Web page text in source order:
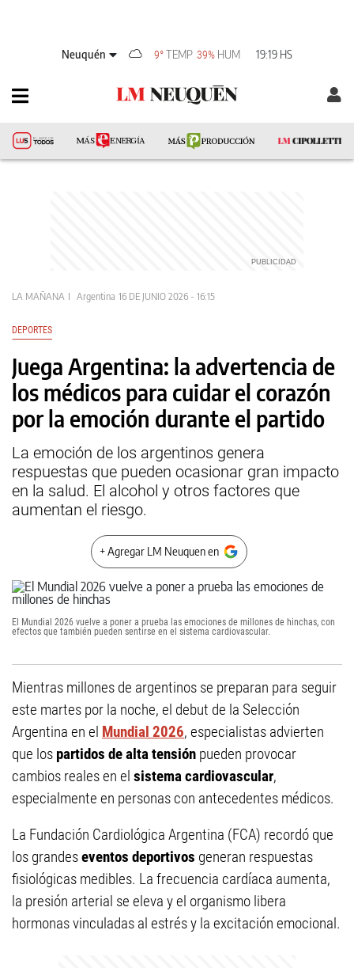
Neuquén 9° TEMP 39% HUM 19:19 HS
LA MAÑANA Argentina 16 DE JUNIO 2026 - 16:15
DEPORTES
Juega Argentina: la advertencia de
los médicos para cuidar el corazón
por la emoción durante el partido
La emoción de los argentinos genera
respuestas que pueden ocasionar gran impacto
en la salud. El alcohol y otros factores que
aumentan el riesgo.
+ Agregar LM Neuquen en
El Mundial 2026 vuelve a poner a prueba las emociones de millones de hinchas, con
efectos que también pueden sentirse en el sistema cardiovascular.
Mientras millones de argentinos se preparan para seguir
este martes por la noche, el debut de la Selección
Argentina en el Mundial 2026, especialistas advierten
que los partidos de alta tensión pueden provocar
cambios reales en el sistema cardiovascular,
especialmente en personas con antecedentes médicos.
La Fundación Cardiológica Argentina (FCA) recordó que
los grandeseventos deportivos generan respuestas
fisiológicas medibles. La frecuencia cardíaca aumenta,
la presión arterial se eleva y el organismo libera
hormonas vinculadas al estrés y la excitación emocional.